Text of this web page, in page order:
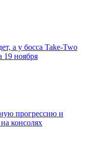
а у босса Take-Two
19 ноября
прогрессию и
консолях